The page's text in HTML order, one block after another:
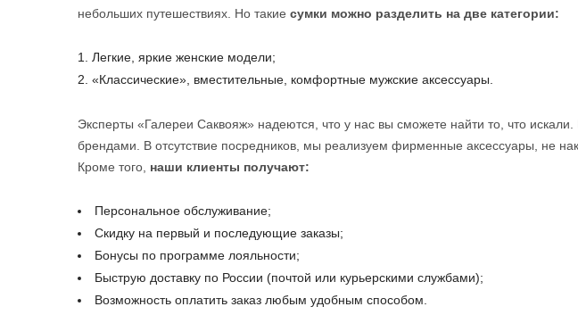
небольших путешествиях. Но такие сумки можно разделить на две категории:
Легкие, яркие женские модели;
«Классические», вместительные, комфортные мужские аксессуары.
Эксперты «Галереи Саквояж» надеются, что у нас вы сможете найти то, что
брендами. В отсутствие посредников, мы реализуем фирменные аксессуары, не
Кроме того, наши клиенты получают:
Персональное обслуживание;
Скидку на первый и последующие заказы;
Бонусы по программе лояльности;
Быструю доставку по России (почтой или курьерскими службами);
Возможность оплатить заказ любым удобным способом.